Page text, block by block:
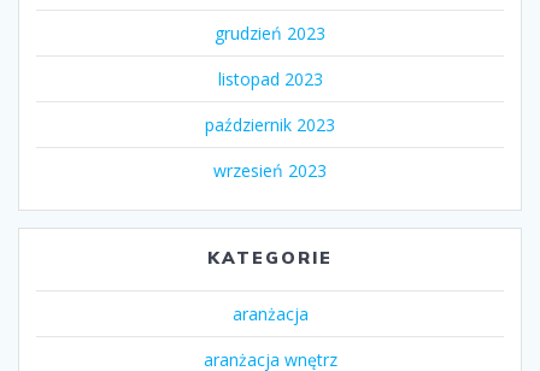
grudzień 2023
listopad 2023
październik 2023
wrzesień 2023
KATEGORIE
aranżacja
aranżacja wnętrz